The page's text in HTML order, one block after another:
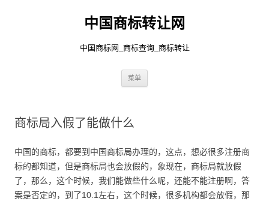
中国商标转让网
中国商标网_商标查询_商标转让
菜单
商标局入假了能做什么
中国的商标，都要到中国商标局办理的，这点，想必很多注册商
标的都知道，但是商标局也会放假的，象现在，商标局就放假
了，那么，这个时候，我们能做些什么呢，还能不能注册啊，答
案是否定的，到了10.1左右，这个时候，很多机构都会放假，那